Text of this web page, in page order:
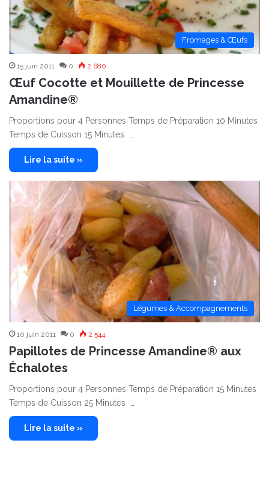
Fromages & Œufs
15 juin 2011 0 2 680
Œuf Cocotte et Mouillette de Princesse
Amandine®
Proportions pour 4 Personnes Temps de Préparation 10 Minutes
Temps de Cuisson 15 Minutes …
Lire la suite »
Légumes & Accompagnements
10 juin 2011 0 2 544
Papillotes de Princesse Amandine® aux
Échalotes
Proportions pour 4 Personnes Temps de Préparation 15 Minutes
Temps de Cuisson 25 Minutes …
Lire la suite »